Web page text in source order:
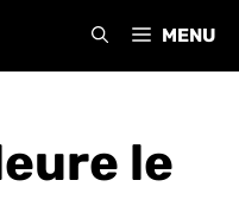
MENU
le